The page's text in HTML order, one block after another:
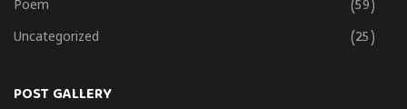
Poem
(59)
Uncategorized
(25)
POST GALLERY